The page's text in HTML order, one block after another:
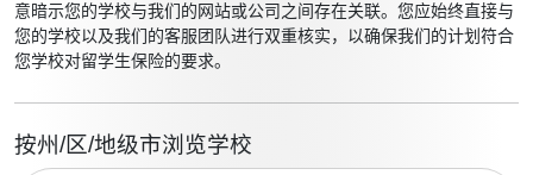
意暗示您的学校与我们的网站或公司之间存在关联。您应始终直接与
您的学校以及我们的客服团队进行双重核实，以确保我们的计划符合
您学校对留学生保险的要求。
按州/区/地级市浏览学校